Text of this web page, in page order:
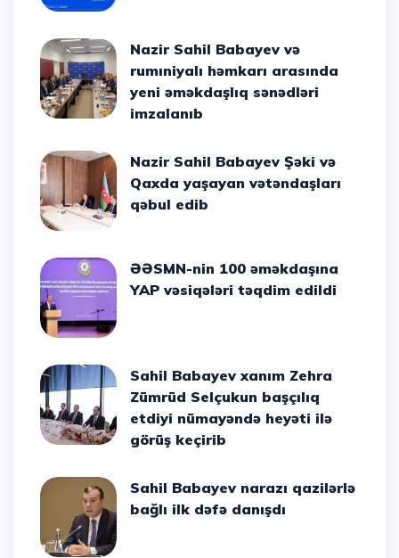
Nazir Sahil Babayev və
rumıniyalı həmkarı arasında
yeni əməkdaşlıq sənədləri
imzalanıb
Nazir Sahil Babayev Şəki və
Qaxda yaşayan vətəndaşları
qəbul edib
ƏƏSMN-nin 100 əməkdaşına
YAP vəsiqələri təqdim edildi
Sahil Babayev xanım Zehra
Zümrüd Selçukun başçılıq
etdiyi nümayəndə heyəti ilə
görüş keçirib
Sahil Babayev narazı qazilərlə
bağlı ilk dəfə danışdı